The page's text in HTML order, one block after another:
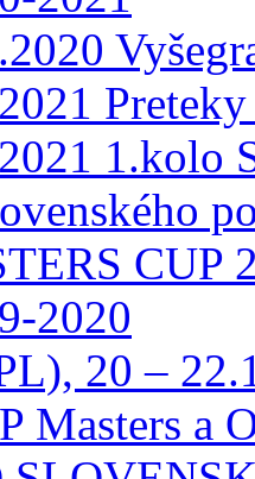
1.kolo
CUP
2020
20 –
Masters a